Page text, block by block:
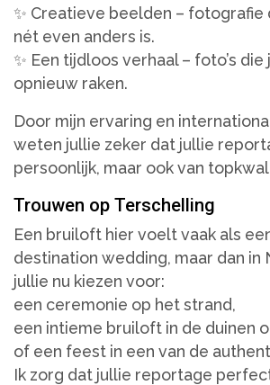
✨ Creatieve beelden – fotografie
nét even anders is.
✨ Een tijdloos verhaal – foto’s die
opnieuw raken.
Door mijn ervaring en
weten jullie zeker dat jullie
persoonlijk, maar ook van
Trouwen op Terschelling
Een bruiloft hier voelt vaak als
destination wedding, maar dan in
jullie nu kiezen voor:
een ceremonie op het strand,
een intieme bruiloft in de duinen
of een feest in een van de
Ik zorg dat jullie reportage